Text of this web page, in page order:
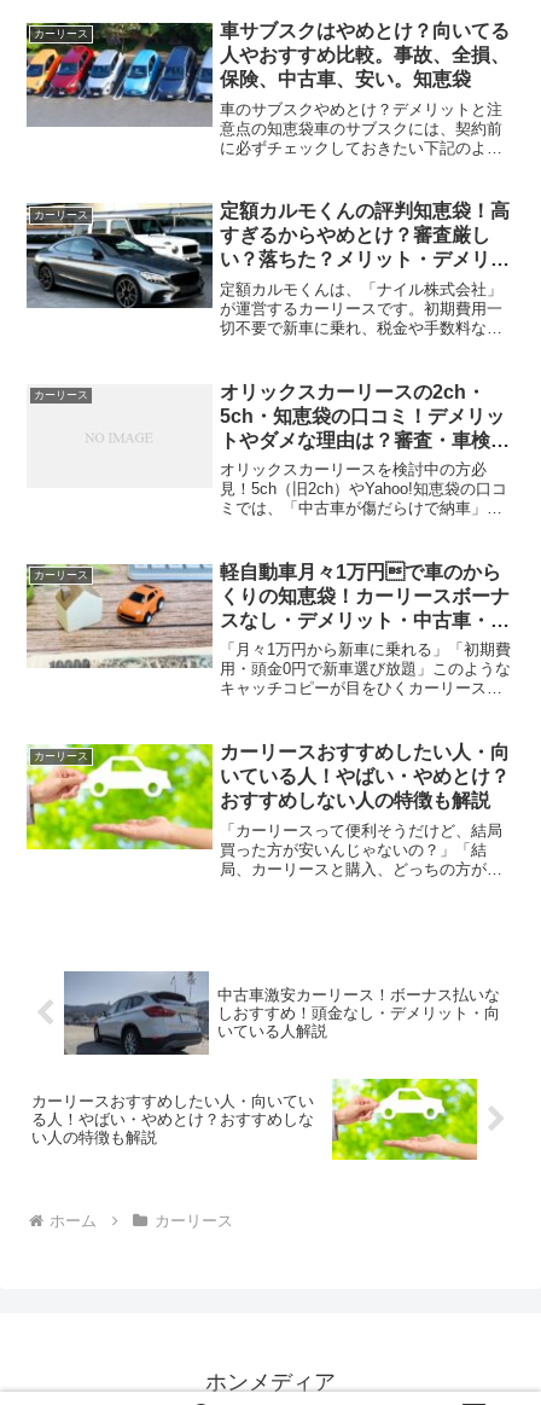
ーリースなんてやめとけ」などの声がみ
られるため、不安になります...
カーリース
車サブスクはやめとけ？向いてる
人やおすすめ比較。事故、全損、
保険、中古車、安い。知恵袋
車のサブスクやめとけ？デメリットと注
意点の知恵袋車のサブスクには、契約前
に必ずチェックしておきたい下記のよう
了時に追加請求される場合がある下記で
詳しく解説します。走行距...
カーリース
定額カルモくんの評判知恵袋！高
すぎるからやめとけ？審査厳し
い？落ちた？メリット・デメリッ
ト・口コミ・中古車・事故
定額カルモくんは、「ナイル株式会社」
が運営するカーリースです。初期費用一
切不要で新車に乗れ、税金や手数料など
なくても、スマホから好きな国産新車を
申し込み、定額乗りできる...
カーリース
オリックスカーリースの2ch・
5ch・知恵袋の口コミ！デメリッ
トやダメな理由は？審査・車検・
納車まで
オリックスカーリースを検討中の方必
見！5ch（旧2ch）やYahoo!知恵袋の口コ
ミでは、「中古車が傷だらけで納車」
といった声が多数あります。また、大手
が運営されるだけ...
カーリース
軽自動車月々1万円で車のから
くりの知恵袋！カーリースボーナ
スなし・デメリット・中古車・審
査
「月々1万円から新車に乗れる」「初期費
用・頭金0円で新車選び放題」このような
キャッチコピーが目をひくカーリースで
確かにカーリースは月々1万円台から新車
に乗れるサービスで...
カーリース
カーリースおすすめしたい人・向
いている人！やばい・やめとけ？
おすすめしない人の特徴も解説
「カーリースって便利そうだけど、結局
買った方が安いんじゃないの？」「結
局、カーリースと購入、どっちの方がお
中古車激安カーリース！ボーナス払いな
しおすすめ！頭金なし・デメリット・向
いている人解説
カーリースおすすめしたい人・向いてい
る人！やばい・やめとけ？おすすめしな
い人の特徴も解説
ホーム カーリース
ホンメディア